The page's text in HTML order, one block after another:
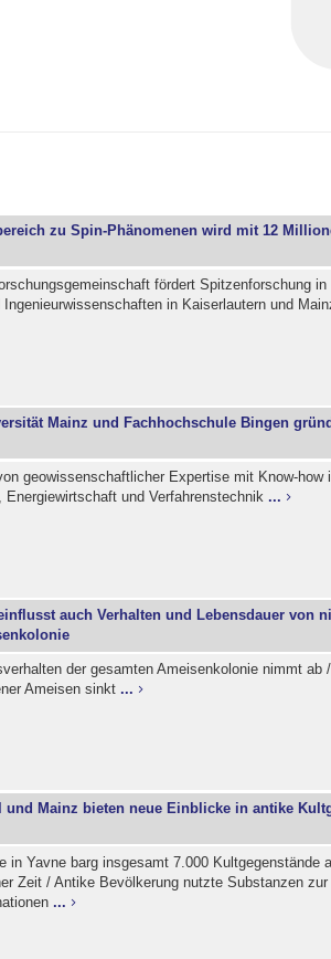
zu Spin-Phänomenen wird mit 12
fördert Spitzenforschung in
Ingenieurwissenschaften in Kaiserlautern und
Mainz und Fachhochschule Bingen
geowissenschaftlicher Expertise mit Know-how
Energiewirtschaft und Verfahrenstechnik...
auch Verhalten und Lebensdauer von
der gesamten Ameisenkolonie nimmt ab
Ameisen sinkt...
und Mainz bieten neue Einblicke in antike
in Yavne barg insgesamt 7.000 Kultgegenstände
Zeit / Antike Bevölkerung nutzte Substanzen zur
...